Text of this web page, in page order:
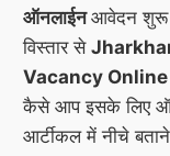
ऑनलाईनआवेदन शुरू
विस्तार से
Vacancy
कैसे आप इसके लिए
आर्टीकल में नीचे